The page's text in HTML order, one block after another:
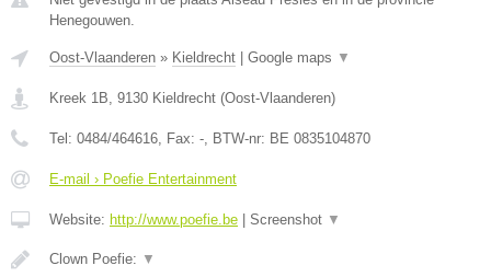
Henegouwen.
Oost-Vlaanderen » Kieldrecht | Google maps ▼
Kreek 1B 9130 Kieldrecht (Oost-Vlaanderen)
Tel: 0484/464616 , Fax: - , BTW-nr: BE 0835104870
E-mail › Poefie Entertainment
Website: http://www.poefie.be | Screenshot ▼
Clown Poefie: ▼